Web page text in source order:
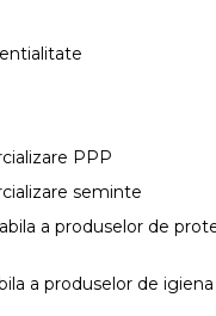
PPP
seminte
a produselor de
a produselor de